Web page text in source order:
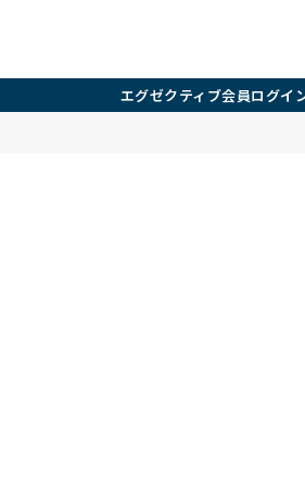
エグゼクティブ会員ログイ